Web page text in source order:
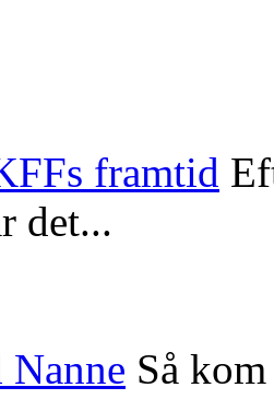
framtid
det...
Nanne Så